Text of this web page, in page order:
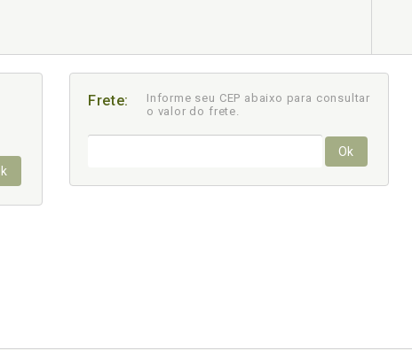
Frete:
Informe seu CEP abaixo para consultar
o valor do frete.
Ok